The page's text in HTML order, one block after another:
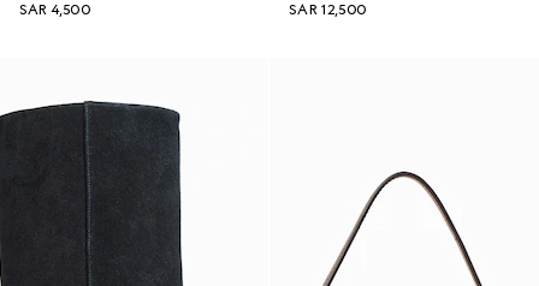
SAR 4,500
SAR 12,500